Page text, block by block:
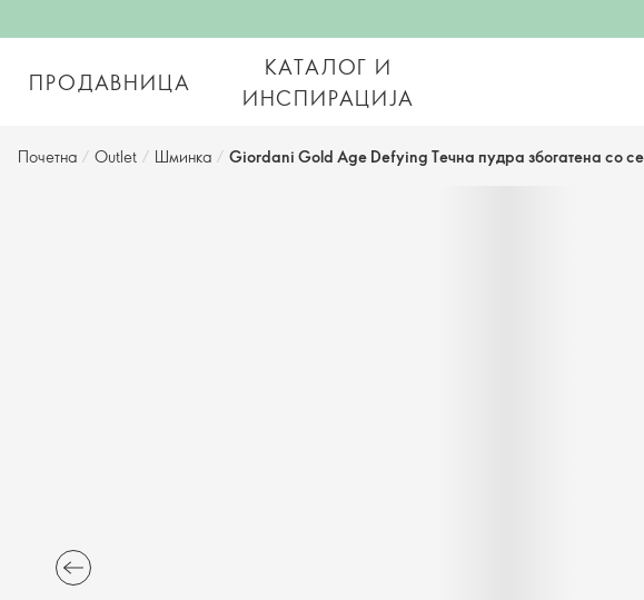
ПРОДАВНИЦА
КАТАЛОГ И
ИНСПИРАЦИЈА
Почетна / Outlet / Шминка / Giordani Gold Age Defying Течна пудра збогатена со